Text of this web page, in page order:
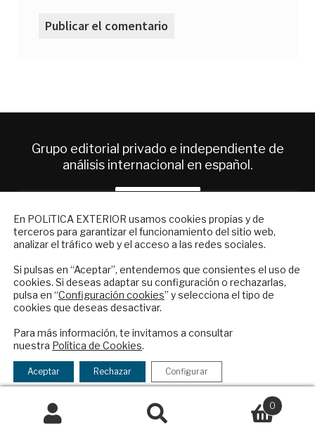
Grupo editorial privado e independiente de
análisis internacional en español.
Quiénes somos
Productos y precios
Preguntas frecuentes
Condiciones generales de contratación
Colaboraciones
Publicidad
Contacto
Informe Semanal de Política Exterior
Buscar
0
En POLíTICA EXTERIOR usamos cookies propias y de
terceros para garantizar el funcionamiento del sitio web,
analizar el tráfico web y el acceso a las redes sociales.
Si pulsas en “Aceptar”, entendemos que consientes el uso de
cookies. Si deseas adaptar su configuración o rechazarlas,
pulsa en “Configuración cookies” y selecciona el tipo de
cookies que deseas desactivar.
Para más información, te invitamos a consultar
nuestra Política de Cookies.
Aceptar Rechazar Configurar
NEWSLETTER
Suscríbase a nuestro boletín electrónico y
reciba en su correo el mejor análisis
internacional en español.
Checkbox
acepto
la
política
de
política de privacidad